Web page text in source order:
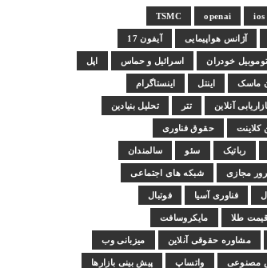
ios
openai
TSMC
آژانس هواپیمایی آیفون 17
خودران اسرائیل و حماس اپل
ماسک اینتل اینستاگرام
آنلاین تتر تحلیل بنیادین
کلاینت حقوق فناوری
رباتیک سئو سالمندان
مجازی شبکه های اجتماعی
فناوری آسیا فوتبال
قیمت طلا مایکروسافت
مشاوره حقوقی آنلاین میزبانی وب
مصنوعی واتساپ پیش بینی بازارها